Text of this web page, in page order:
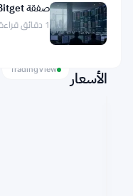
تابعنا على Google News
الأسعار
TradingView
صفقة Bitget مع مدينة جيلفو للوعي في بوتان
1 دقائق قراءة · Aug 8, 2026